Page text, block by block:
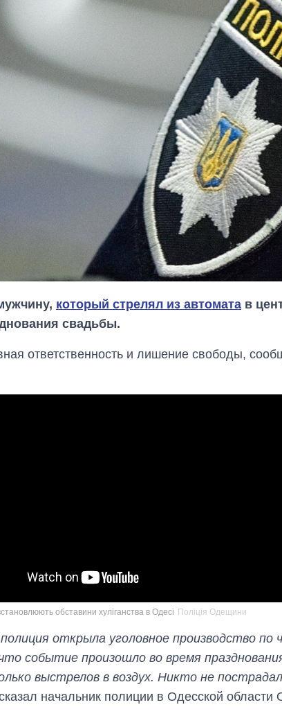
который стрелял из автомата в
свадьбы.
ответственность и лишение свободы,
обставини хуліганства в Одесі Поліція Одещини
открыла уголовное производство по
событие произошло во время
выстрелов в воздух. Никто не
начальник полиции в Одесской области